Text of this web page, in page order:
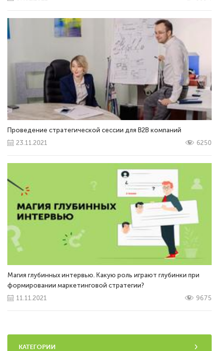
Проведение стратегической сессии для В2В компаний
23.11.2021
6250
Магия глубинных интервью. Какую роль играют глубинки при
формировании маркетинговой стратегии?
11.11.2021
9675
КАТЕГОРИИ